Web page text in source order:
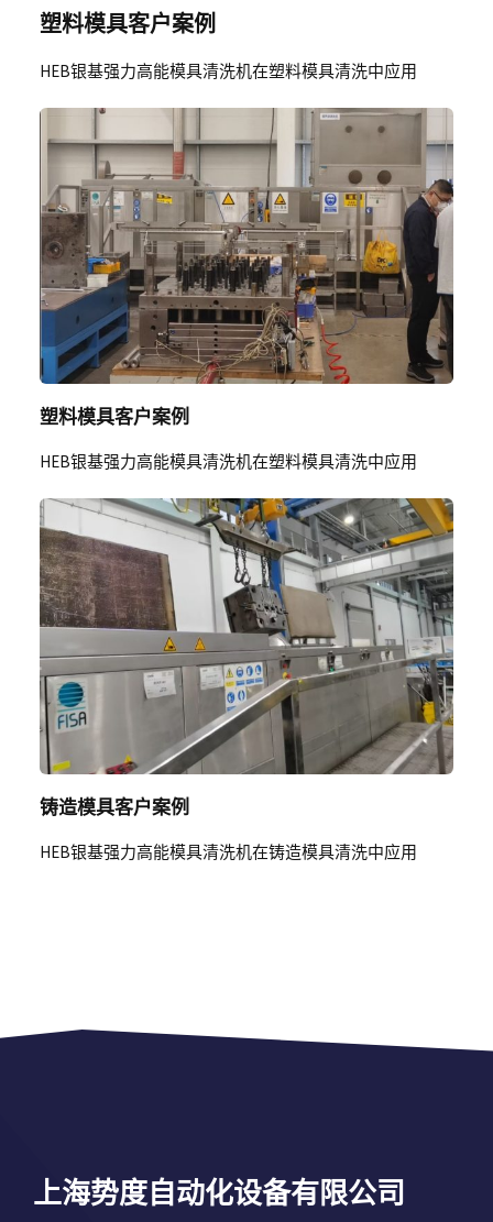
塑料模具客户案例
HEB银基强力高能模具清洗机在塑料模具清洗中应用
塑料模具客户案例
HEB银基强力高能模具清洗机在塑料模具清洗中应用
铸造模具客户案例
HEB银基强力高能模具清洗机在铸造模具清洗中应用
上海势度自动化设备有限公司